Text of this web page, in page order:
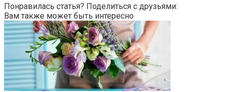
Понравилась статья? Поделиться с друзьями:
Вам также может быть интересно